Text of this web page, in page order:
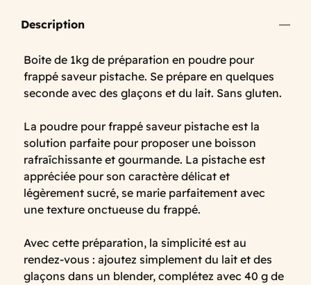
Description
Boite de 1kg de préparation en poudre pour
frappé saveur pistache. Se prépare en quelques
seconde avec des glaçons et du lait. Sans gluten.
La poudre pour frappé saveur pistache est la
solution parfaite pour proposer une boisson
rafraîchissante et gourmande. La pistache est
appréciée pour son caractère délicat et
légèrement sucré, se marie parfaitement avec
une texture onctueuse du frappé.
Avec cette préparation, la simplicité est au
rendez-vous : ajoutez simplement du lait et des
glaçons dans un blender, complétez avec 40 g de